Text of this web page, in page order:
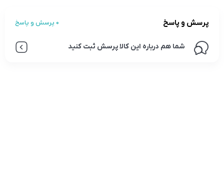
پرسش و پاسخ 0 پرسش و پاسخ
شما هم درباره این کالا پرسش ثبت کنید